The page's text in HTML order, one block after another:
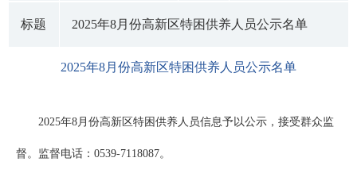
标题 2025年8月份高新区特困供养人员公示名单
2025年8月份高新区特困供养人员公示名单
2025年8月份高新区特困供养人员信息予以公示，接受群众监
督。监督电话：0539-7118087。